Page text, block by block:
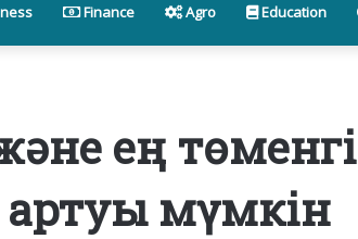
Finance Agro Education
ең төменгі
артуы мүмкін